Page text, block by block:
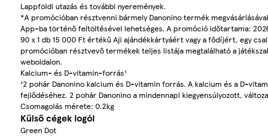
Lappföldi utazás és további nyeremények.
*A promócióban résztvenni bármely Danonino termék
App-ba történő feltöltésével lehetséges. A promóció időtartama:
90 x 1 db 15 000 Ft értékű Aji ajándékkártyáért vagy a fődíjért, egy
promócióban résztvevő termékek teljes listája megtalálható a
weboldalon.
Kalcium- és D-vitamin-forrás¹
¹2 pohár Danonino kalcium és D-vitamin forrás. A kalcium és a D-
fejlődéséhez. 2 pohár Danonino a mindennapi kiegyensúlyozott,
Csomagolás mérete: 0.2kg
Külső cégek logói
Green Dot